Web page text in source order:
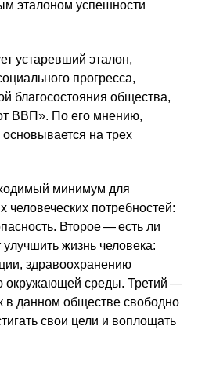
эталоном успешности
устаревший эталон,
прогресса,
благосостояния общества,
ВВП». По его мнению,
на трех
минимум для
человеческих потребностей:
Второе — есть ли
улучшить жизнь человека:
здравоохранению
окружающей среды. Третий —
в данном обществе свободно
свои цели и воплощать